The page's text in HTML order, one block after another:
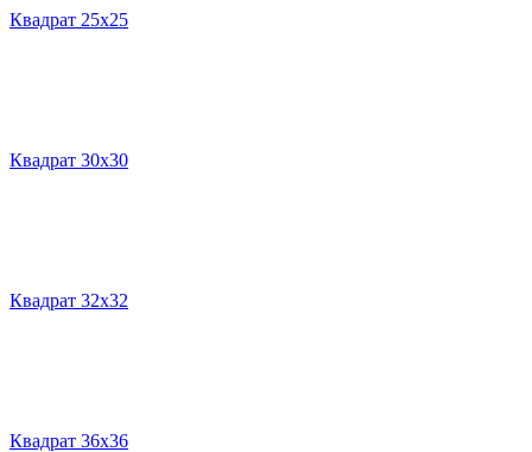
Квадрат 25х25
Квадрат 30х30
Квадрат 32х32
Квадрат 36х36